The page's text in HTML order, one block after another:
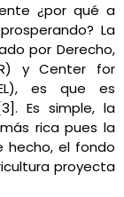
¿por qué a
La
por Derecho,
y Center for
es que es
Es simple, la
rica pues la
hecho, el fondo
proyecta